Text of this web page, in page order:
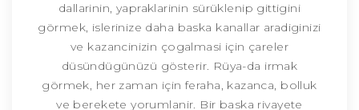
dallarinin, yapraklarinin sürüklenip gittigini
görmek, islerinize daha baska kanallar aradiginizi
ve kazancinizin çogalmasi için çareler
düsündügünüzü gösterir. Rüya-da irmak
görmek, her zaman için feraha, kazanca, bolluk
ve berekete yorumlanir. Bir baska rivayete